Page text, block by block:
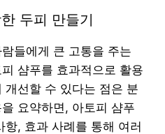
두피 만들기
들에게 큰 고통을 주는
샴푸를 효과적으로 활용
선할 수 있다는 점은 분
요약하면, 아토피 샴푸
, 효과 사례를 통해 여러